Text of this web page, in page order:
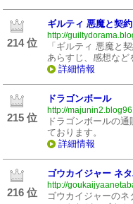
214 位
ギルティ 悪魔と契
http://
「ギルティ 悪魔と
あらすじ、感想など
詳細情報
215 位
ドラゴンボール
http://
ドラゴンボールの
ております。
詳細情報
216 位
ゴウカイジャー ネ
http://
ゴウカイジャーの